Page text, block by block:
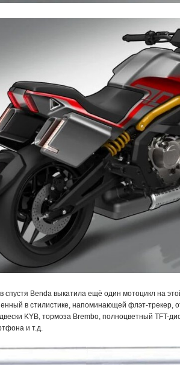
спустя Benda выкатила ещё один мотоцикл на
в стилистике, напоминающей флэт-трекер,
KYB, тормоза Brembo, полноцветный TFT-
и т.д.